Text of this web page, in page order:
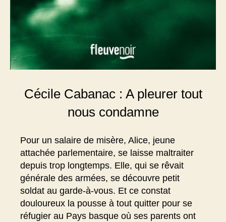
Cécile Cabanac : A pleurer tout
nous condamne
Pour un salaire de misère, Alice, jeune
attachée parlementaire, se laisse maltraiter
depuis trop longtemps. Elle, qui se rêvait
générale des armées, se découvre petit
soldat au garde-à-vous. Et ce constat
douloureux la pousse à tout quitter pour se
réfugier au Pays basque où ses parents ont